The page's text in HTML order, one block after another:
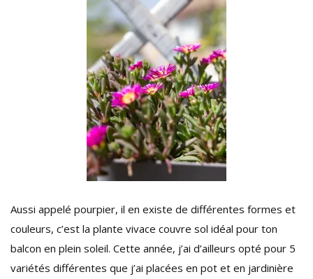
Aussi appelé pourpier, il en existe de différentes formes et
couleurs, c’est la plante vivace couvre sol idéal pour ton
balcon en plein soleil. Cette année, j’ai d’ailleurs opté pour 5
variétés différentes que j’ai placées en pot et en jardinière